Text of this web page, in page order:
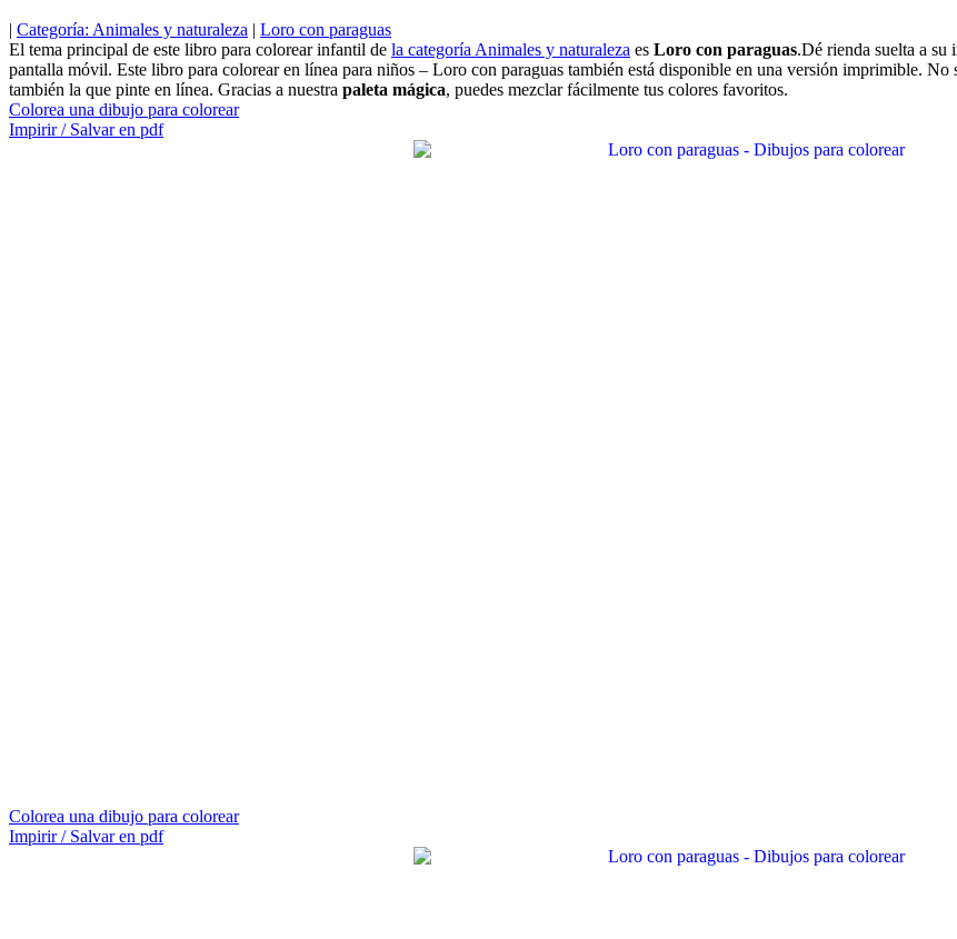
| Categoría: Animales y naturaleza | Loro con paraguas
El tema principal de este libro para colorear infantil de la categoría Animales y naturaleza es Loro con paraguas.Dé rienda suelta a su
pantalla móvil. Este libro para colorear en línea para niños – Loro con paraguas también está disponible en una versión imprimible.
también la que pinte en línea. Gracias a nuestra paleta mágica, puedes mezclar fácilmente tus colores favoritos.
Colorea una dibujo para colorear
Impirir / Salvar en pdf
Colorea una dibujo para colorear
Impirir / Salvar en pdf